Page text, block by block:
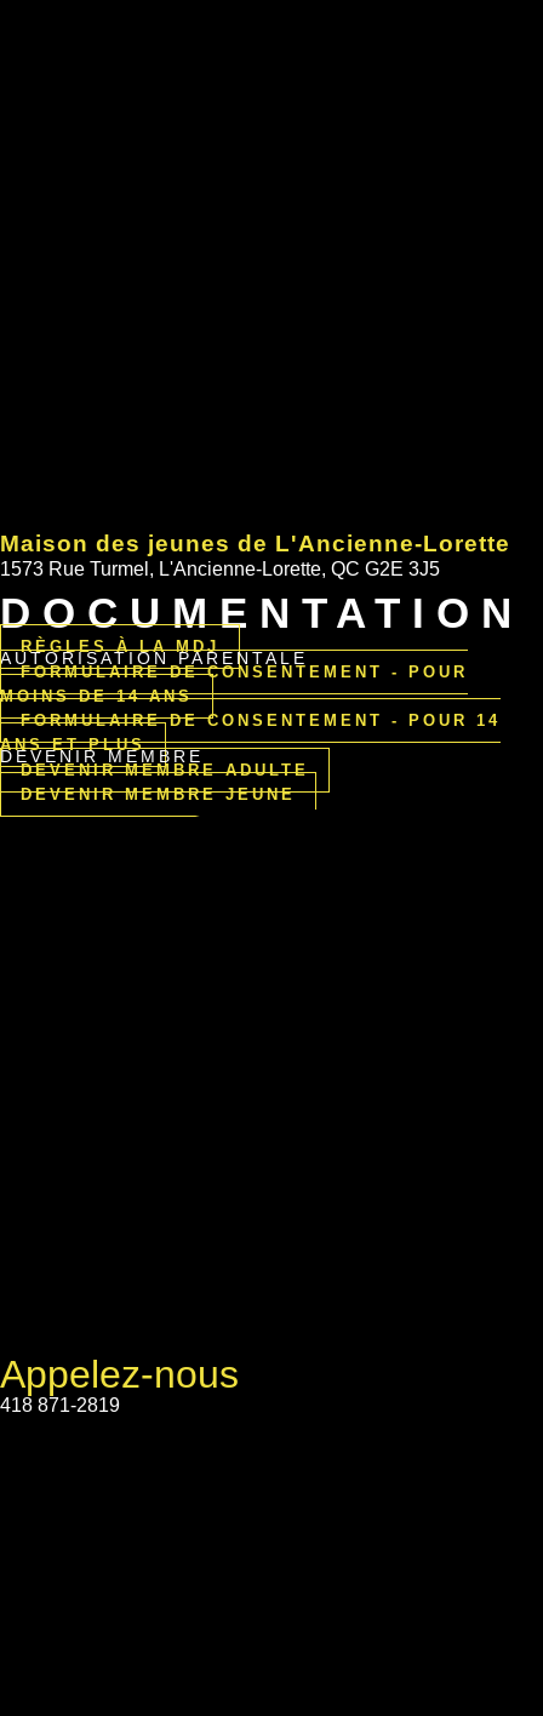
Maison des jeunes de L'Ancienne-Lorette
1573 Rue Turmel, L'Ancienne-Lorette, QC G2E 3J5
DOCUMENTATION
RÈGLES À LA MDJ
AUTORISATION PARENTALE
FORMULAIRE DE CONSENTEMENT - POUR
MOINS DE 14 ANS
FORMULAIRE DE CONSENTEMENT - POUR 14
ANS ET PLUS
DEVENIR MEMBRE
DEVENIR MEMBRE ADULTE
DEVENIR MEMBRE JEUNE
Appelez-nous
418 871-2819